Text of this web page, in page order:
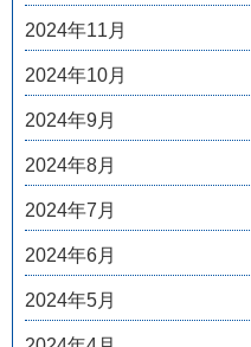
2024年11月
2024年10月
2024年9月
2024年8月
2024年7月
2024年6月
2024年5月